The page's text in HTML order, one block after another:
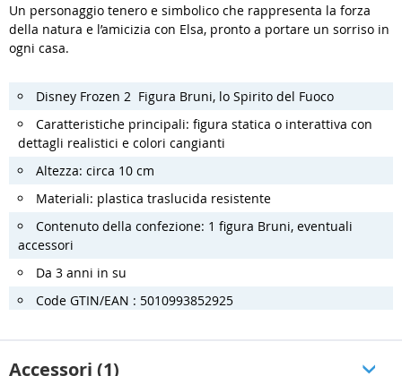
Un personaggio tenero e simbolico che rappresenta la forza
della natura e l’amicizia con Elsa, pronto a portare un sorriso in
ogni casa.
Disney Frozen 2 Figura Bruni, lo Spirito del Fuoco
Caratteristiche principali: figura statica o interattiva con
dettagli realistici e colori cangianti
Altezza: circa 10 cm
Materiali: plastica traslucida resistente
Contenuto della confezione: 1 figura Bruni, eventuali
accessori
Da 3 anni in su
Code GTIN/EAN : 5010993852925
Accessori (1)